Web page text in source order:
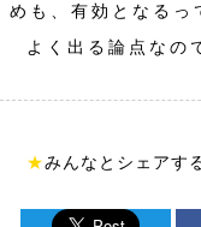
めも、有効となるっ
よく出る論点なの
★みんなとシェアす